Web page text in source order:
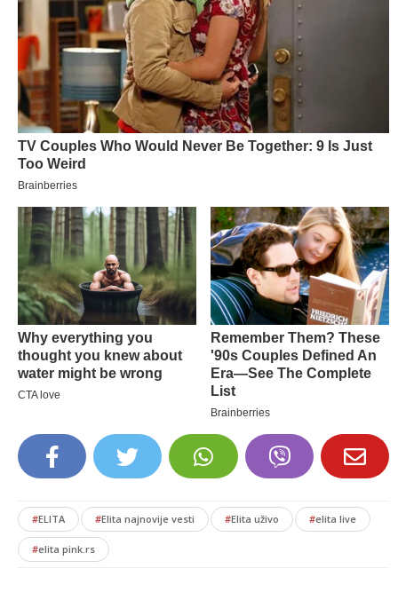
#ELITA #Elita najnovije vesti #Elita uživo #elita live
#elita pink.rs